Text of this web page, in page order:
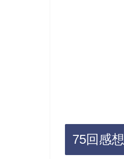
75回感想